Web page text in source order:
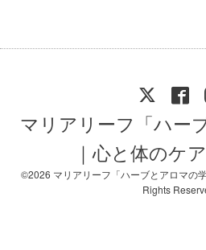
マリアリーフ「ハー
｜心と体のケ
©2026 マリアリーフ「ハーブとアロマの
Rights